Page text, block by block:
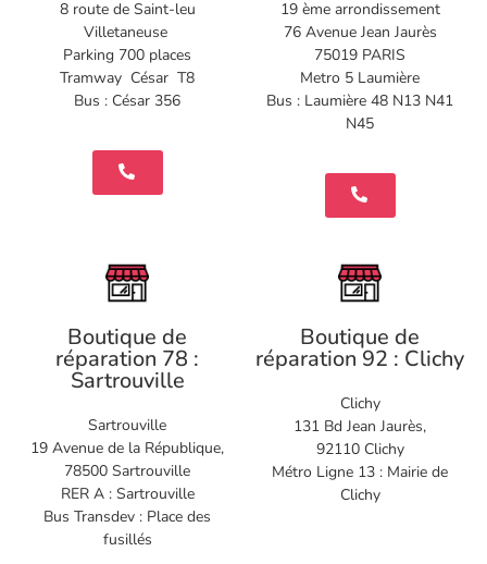
8 route de Saint-leu
Villetaneuse
Parking 700 places
Tramway César T8
Bus : César 356
19 ème arrondissement
76 Avenue Jean Jaurès
75019 PARIS
Metro 5 Laumière
Bus : Laumière 48 N13 N41
N45
Boutique de
réparation 78 :
Sartrouville
Sartrouville
19 Avenue de la République,
78500 Sartrouville
RER A : Sartrouville
Bus Transdev : Place des
fusillés
Boutique de
réparation 92 : Clichy
Clichy
131 Bd Jean Jaurès,
92110 Clichy
Métro Ligne 13 : Mairie de
Clichy